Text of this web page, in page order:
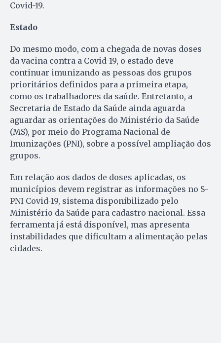
Covid-19.
Estado
Do mesmo modo, com a chegada de novas doses
da vacina contra a Covid-19, o estado deve
continuar imunizando as pessoas dos grupos
prioritários definidos para a primeira etapa,
como os trabalhadores da saúde. Entretanto, a
Secretaria de Estado da Saúde ainda aguarda
aguardar as orientações do Ministério da Saúde
(MS), por meio do Programa Nacional de
Imunizações (PNI), sobre a possível ampliação dos
grupos.
Em relação aos dados de doses aplicadas, os
municípios devem registrar as informações no S-
PNI Covid-19, sistema disponibilizado pelo
Ministério da Saúde para cadastro nacional. Essa
ferramenta já está disponível, mas apresenta
instabilidades que dificultam a alimentação pelas
cidades.